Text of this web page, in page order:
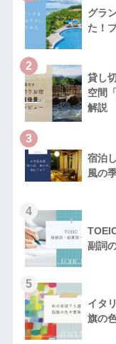
グラ
た！
2
貸し
空間
解説
3
宿泊
風の
4
副詞
5
イタ
旗の